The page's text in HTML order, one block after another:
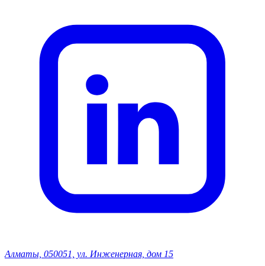
Алматы, 050051, ул. Инженерная, дом 15